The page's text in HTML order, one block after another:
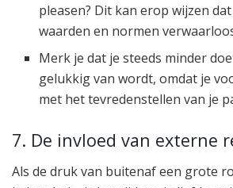
pleasen? Dit kan erop wijzen
waarden en normen
Merk je dat je steeds minder
gelukkig van wordt, omdat je
met het tevredenstellen van je
7. De invloed van externe
Als de druk van buitenaf een grote